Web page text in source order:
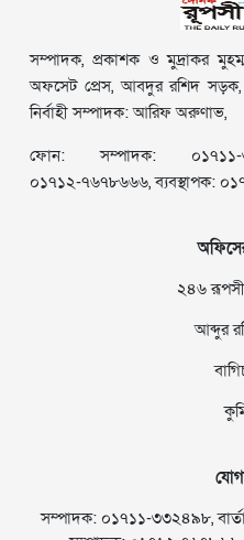
সম্পাদক, প্রকাশক ও মুদ্রাকর
অফসেট প্রেস, আবদুর রশিদ সড়ক,
নির্বাহী সম্পাদক: আরিফ অরুণাভ,
ফোন: সম্পাদক: ০১৭১১-
০১৭১২-৭৬৭৮৬৬৬, ব্যবস্থাপক:
২৪৬
আব্দুর
সম্পাদক: ০১৭১১-৩৩২৪৯৮,